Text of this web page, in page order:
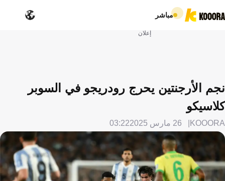
مباشر
إعلان
نجم الأرجنتين يحرج رودريجو في السوبر
كلاسيكو
KOOORA 26 مارس 2025 03:22